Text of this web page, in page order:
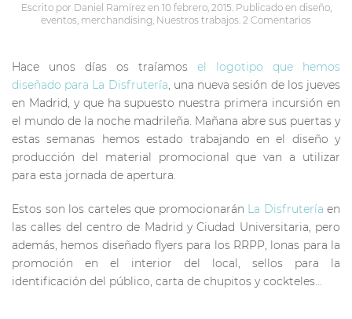
Escrito por Daniel Ramírezen 10 febrero, 2015 . Publicado en diseño,
eventos merchandising Nuestros trabajos 2 Comentarios
Hace unos días os traíamos el logotipo que hemos
diseñado para La Disfrutería, una nueva sesión de los jueves
en Madrid, y que ha supuesto nuestra primera incursión en
el mundo de la noche madrileña. Mañana abre sus puertas y
estas semanas hemos estado trabajando en el diseño y
producción del material promocional que van a utilizar
para esta jornada de apertura.
Estos son los carteles que promocionarán La Disfrutería en
las calles del centro de Madrid y Ciudad Universitaria, pero
además, hemos diseñado flyers para los RRPP, lonas para la
promoción en el interior del local, sellos para la
identificación del público, carta de chupitos y cockteles…